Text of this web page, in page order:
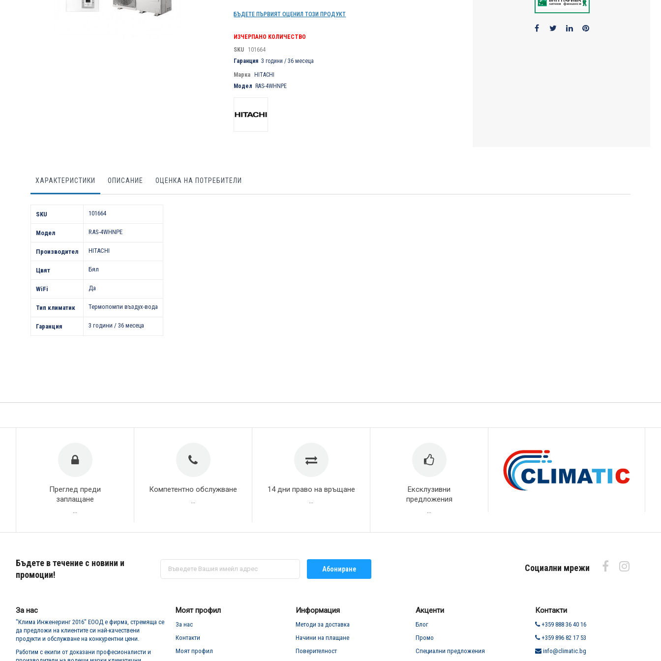
БЪДЕТЕ ПЪРВИЯТ ОЦЕНИЛ ТОЗИ ПРОДУКТ
ИЗЧЕРПАНО КОЛИЧЕСТВО
SKU
101664
Гаранция 3 години / 36 месеца
Марка HITACHI
Модел RAS-4WHNPE
ХАРАКТЕРИСТИКИ ОПИСАНИЕ ОЦЕНКА НА ПОТРЕБИТЕЛИ
SKU
101664
Модел RAS-4WHNPE
Производител HITACHI
Цвят Бял
WiFi Да
Тип климатик Термопомпи въздух-вода
Гаранция 3 години / 36 месеца
Преглед преди
заплащане
Компетентно обслужване 14 дни право на връщане
Ексклузивни
предложения
Бъдете в течение с новини и
промоции!
Абонирай
за
Абониране Социални мрежи
За нас
"Клима Инженеринг 2016" ЕООД е фирма, стремяща се
да предложи на клиентите си най-качествени
продукти и обслужване на конкурентни цени.
Работим с екипи от доказани професионалисти и
Моят профил
За нас
Контакти
Моят профил
Информация
Методи за доставка
Начини на плащане
Поверителност
Акценти
Блог
Промо
Специални предложения
Контакти
+359 888 36 40 16
+359 896 82 17 53
info@climatic.bg